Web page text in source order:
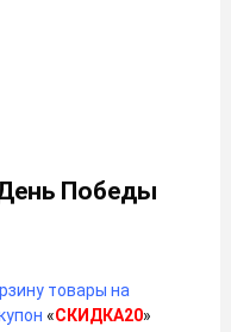
Победы
товары на
«СКИДКА20»